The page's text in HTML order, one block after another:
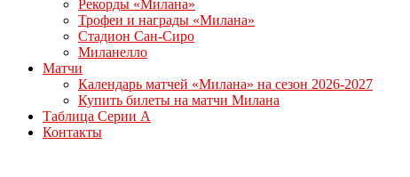
Рекорды «Милана»
Трофеи и награды «Милана»
Стадион Сан-Сиро
Миланелло
Матчи
Календарь матчей «Милана» на сезон 2026-2027
Купить билеты на матчи Милана
Таблица Серии А
Контакты